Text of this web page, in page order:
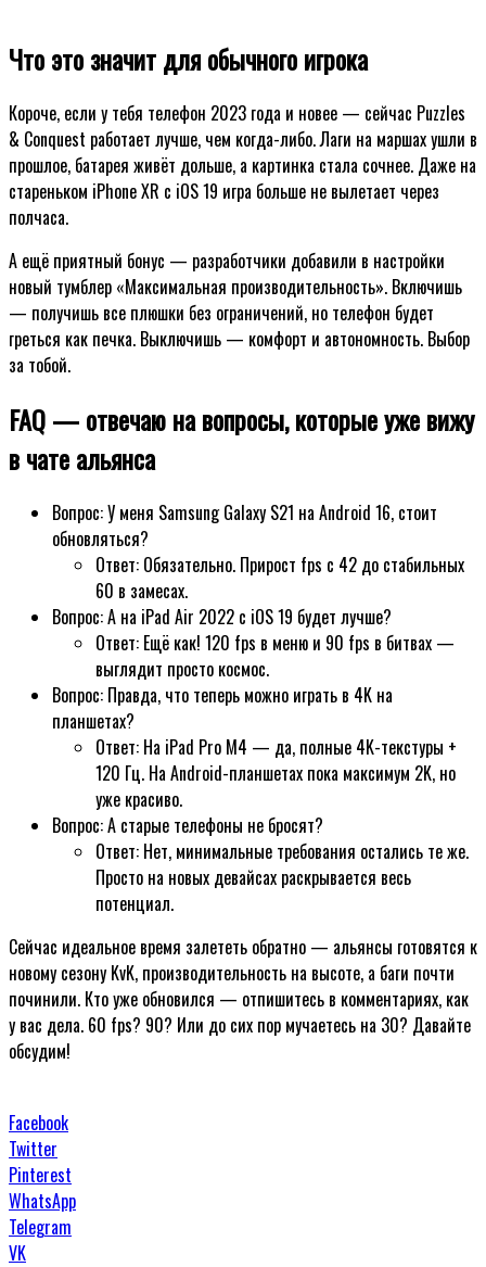
Что это значит для обычного игрока
Короче, если у тебя телефон 2023 года и новее — сейчас Puzzles
& Conquest работает лучше, чем когда-либо. Лаги на маршах ушли в
прошлое, батарея живёт дольше, а картинка стала сочнее. Даже на
стареньком iPhone XR с iOS 19 игра больше не вылетает через
полчаса.
А ещё приятный бонус — разработчики добавили в настройки
новый тумблер «Максимальная производительность». Включишь
— получишь все плюшки без ограничений, но телефон будет
греться как печка. Выключишь — комфорт и автономность. Выбор
за тобой.
FAQ — отвечаю на вопросы, которые уже вижу
в чате альянса
Вопрос: У меня Samsung Galaxy S21 на Android 16, стоит
обновляться?
Ответ: Обязательно. Прирост fps с 42 до стабильных
60 в замесах.
Вопрос: А на iPad Air 2022 с iOS 19 будет лучше?
Ответ: Ещё как! 120 fps в меню и 90 fps в битвах —
выглядит просто космос.
Вопрос: Правда, что теперь можно играть в 4K на
планшетах?
Ответ: На iPad Pro M4 — да, полные 4K-текстуры +
120 Гц. На Android-планшетах пока максимум 2K, но
уже красиво.
Вопрос: А старые телефоны не бросят?
Ответ: Нет, минимальные требования остались те же.
Просто на новых девайсах раскрывается весь
потенциал.
Сейчас идеальное время залететь обратно — альянсы готовятся к
новому сезону KvK, производительность на высоте, а баги почти
починили. Кто уже обновился — отпишитесь в комментариях, как
у вас дела. 60 fps? 90? Или до сих пор мучаетесь на 30? Давайте
обсудим!
Facebook
Twitter
Pinterest
WhatsApp
Telegram
VK